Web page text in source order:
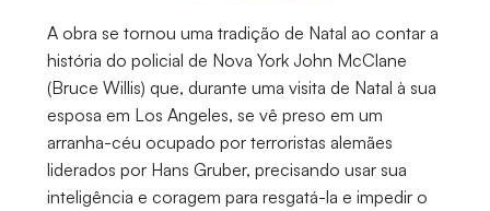
A obra se tornou uma tradição de Natal ao contar a
história do policial de Nova York John McClane
(Bruce Willis) que, durante uma visita de Natal à sua
esposa em Los Angeles, se vê preso em um
arranha-céu ocupado por terroristas alemães
liderados por Hans Gruber, precisando usar sua
inteligência e coragem para resgatá-la e impedir o